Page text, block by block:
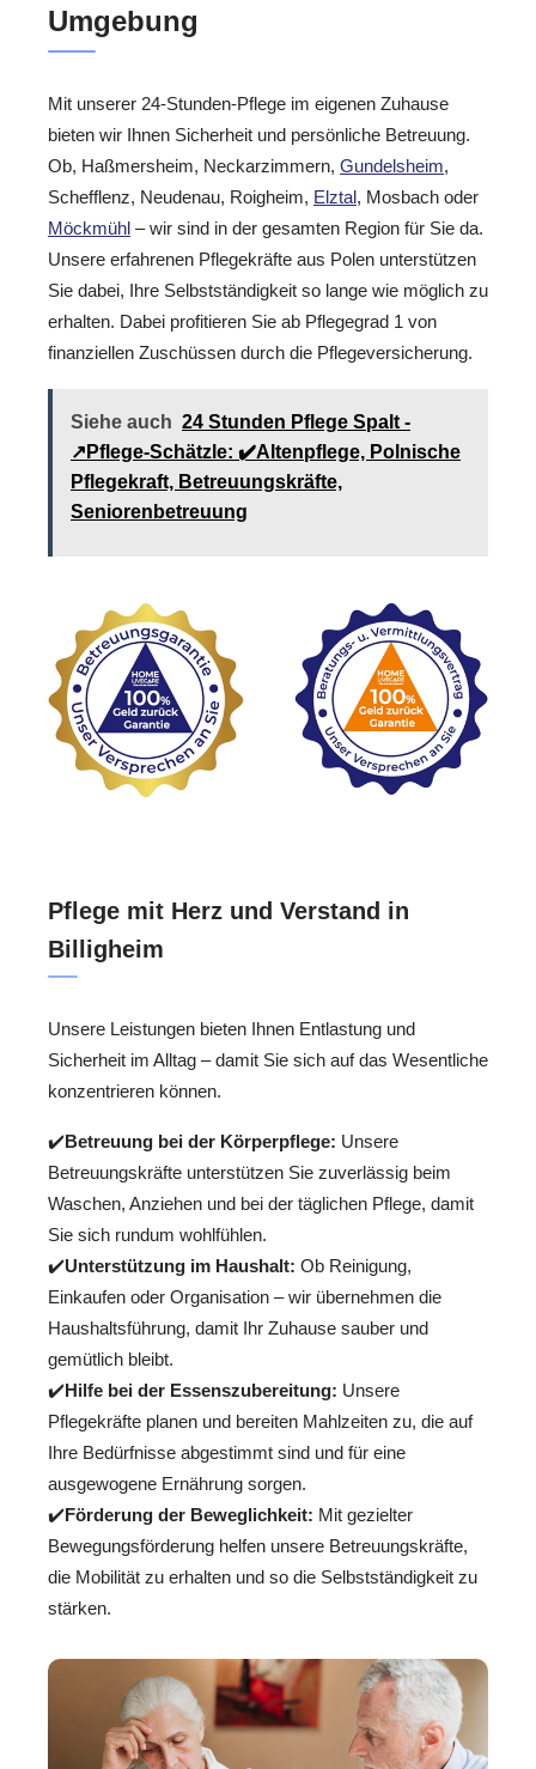
Umgebung
Mit unserer 24-Stunden-Pflege im eigenen Zuhause
bieten wir Ihnen Sicherheit und persönliche Betreuung.
Ob, Haßmersheim, Neckarzimmern, Gundelsheim,
Schefflenz, Neudenau, Roigheim, Elztal, Mosbach oder
Möckmühl – wir sind in der gesamten Region für Sie da.
Unsere erfahrenen Pflegekräfte aus Polen unterstützen
Sie dabei, Ihre Selbstständigkeit so lange wie möglich zu
erhalten. Dabei profitieren Sie ab Pflegegrad 1 von
finanziellen Zuschüssen durch die Pflegeversicherung.
Siehe auch 24 Stunden Pflege Spalt -
↗️Pflege-Schätzle: ✔️Altenpflege, Polnische
Pflegekraft, Betreuungskräfte,
Seniorenbetreuung
Pflege mit Herz und Verstand in
Billigheim
Unsere Leistungen bieten Ihnen Entlastung und
Sicherheit im Alltag – damit Sie sich auf das Wesentliche
konzentrieren können.
✔️Betreuung bei der Körperpflege: Unsere
Betreuungskräfte unterstützen Sie zuverlässig beim
Waschen, Anziehen und bei der täglichen Pflege, damit
Sie sich rundum wohlfühlen.
✔️Unterstützung im Haushalt: Ob Reinigung,
Einkaufen oder Organisation – wir übernehmen die
Haushaltsführung, damit Ihr Zuhause sauber und
gemütlich bleibt.
✔️Hilfe bei der Essenszubereitung: Unsere
Pflegekräfte planen und bereiten Mahlzeiten zu, die auf
Ihre Bedürfnisse abgestimmt sind und für eine
ausgewogene Ernährung sorgen.
✔️Förderung der Beweglichkeit: Mit gezielter
Bewegungsförderung helfen unsere Betreuungskräfte,
die Mobilität zu erhalten und so die Selbstständigkeit zu
stärken.